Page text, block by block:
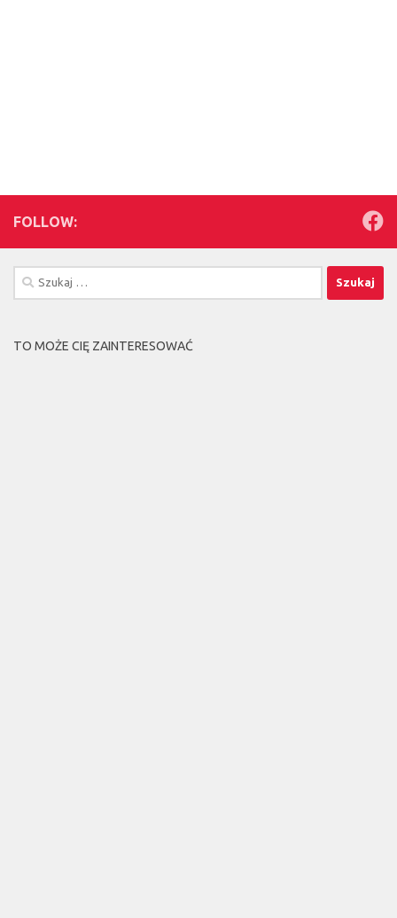
FOLLOW:
Szukaj:
TO MOŻE CIĘ ZAINTERESOWAĆ